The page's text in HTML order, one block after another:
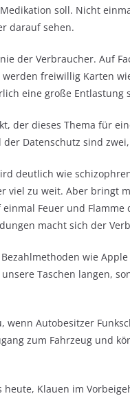
soll. Nicht
darauf sehen.
der Verbraucher. Auf
freiwillig Karten
eine große Entlastung
der dieses Thema für
Datenschutz sind
deutlich wie
viel zu weit. Aber bringt
Feuer und
macht sich der
wie
Taschen langen,
Autobesitzer
zum Fahrzeug und
Klauen im